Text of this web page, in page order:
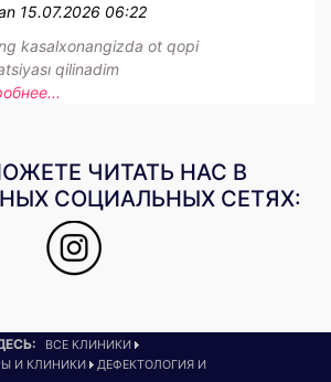
15.07.2026 06:22
kasalxonangizda ot qopi
qilinadim
ЧИТАТЬ НАС В
СОЦИАЛЬНЫХ СЕТЯХ:
ВСЕ КЛИНИКИ
И КЛИНИКИ
ДЕФЕКТОЛОГИЯ И